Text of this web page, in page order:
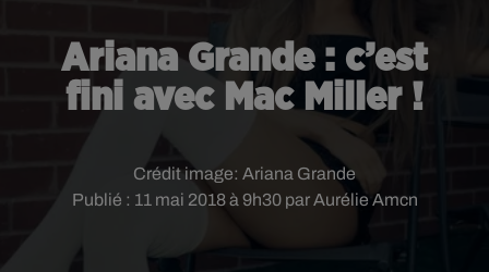
Ariana Grande : c’est
fini avec Mac Miller !
Publié : 11 mai 2018 à 9h30 par Aurélie Amcn
Crédit image: Ariana Grande